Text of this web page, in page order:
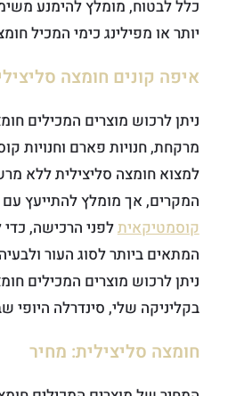
כלל לבטוח, מומלץ להימנע
יותר או מפילינג כימי המכיל
איפה קונים חומצה
ניתן לרכוש מוצרים המכילים
מרקחת, חנויות פארם וחנויות
למצוא חומצה סליצילית ללא
המקרים, אך מומלץ להתייעץ עם
קוסמטיקאיתלפני הרכישה,
המתאים ביותר לסוג העור
ניתן לרכוש מוצרים המכילים
בקליניקה שלי, סינדרלה היופי
חומצה סליצילית: מחיר